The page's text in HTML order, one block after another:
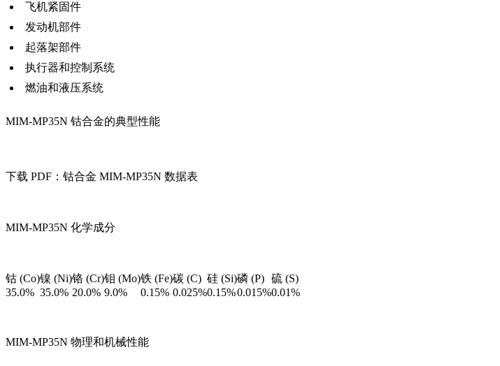
飞机紧固件
发动机部件
起落架部件
执行器和控制系统
燃油和液压系统
MIM-MP35N 钴合金的典型性能
下载 PDF：钴合金 MIM-MP35N 数据表
MIM-MP35N 化学成分
钴 (Co)镍 (Ni)铬 (Cr)钼 (Mo)铁 (Fe)碳 (C) 硅 (Si)磷 (P) 硫 (S)
35.0% 35.0% 20.0% 9.0% 0.15% 0.025%0.15%0.015%0.01%
MIM-MP35N 物理和机械性能